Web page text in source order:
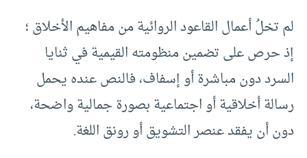
لم تخلُ أعمال القاعود الروائية من مفاهيم الأخلاق ؛
إذ حرص على تضمين منظومته القيمية في ثنايا
السرد دون مباشرة أو إسفاف، فالنص عنده يحمل
رسالة أخلاقية أو اجتماعية بصورة جمالية واضحة،
دون أن يفقد عنصر التشويق أو رونق اللغة.